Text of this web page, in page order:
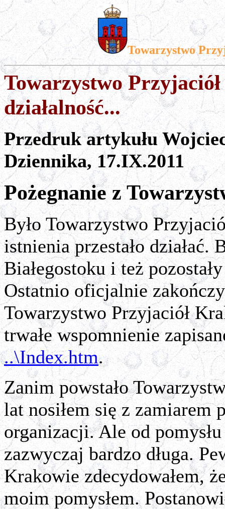
Towarzystwo
Towarzystwo
działalność...
Przedruk artykułu
Dziennika, 17.IX.2011
Pożegnanie z
Było Towarzystwo
istnienia przestało działać.
Białegostoku i też
Ostatnio oficjalnie
Towarzystwo Przyjaciół
trwałe wspomnienie
..\Index.htm.
Zanim powstało
lat nosiłem się z zamiarem
organizacji. Ale od
zazwyczaj bardzo długa.
Krakowie zdecydowałem,
moim pomysłem.